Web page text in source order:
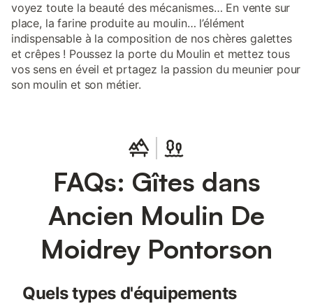
voyez toute la beauté des mécanismes… En vente sur
place, la farine produite au moulin… l’élément
indispensable à la composition de nos chères galettes
et crêpes ! Poussez la porte du Moulin et mettez tous
vos sens en éveil et prtagez la passion du meunier pour
son moulin et son métier.
FAQs: Gîtes dans
Ancien Moulin De
Moidrey Pontorson
Quels types d'équipements